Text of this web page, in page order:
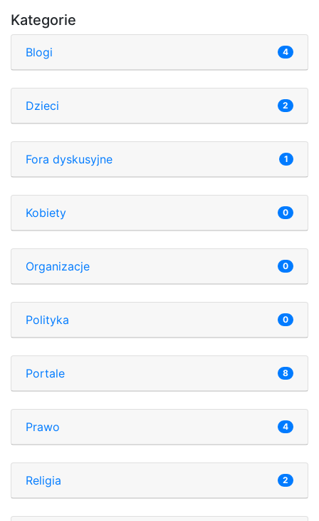
Kategorie
Blogi 4
Dzieci 2
Fora dyskusyjne 1
Kobiety 0
Organizacje 0
Polityka 0
Portale 8
Prawo 4
Religia 2